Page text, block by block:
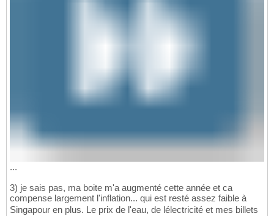
...
3) je sais pas, ma boite m'a augmenté cette année et ca
compense largement l'inflation... qui est resté assez faible à
Singapour en plus. Le prix de l'eau, de lélectricité et mes billets